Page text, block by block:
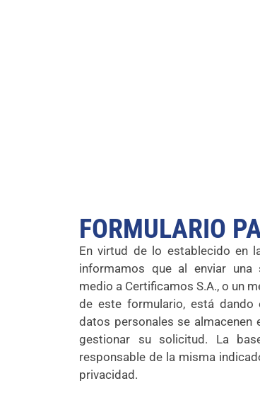
FORMULARIO
En virtud de lo establecido en
informamos que al enviar
medio a Certificamos S.A., o un
de este formulario, está
datos personales se almacenen
gestionar su solicitud. La
responsable de la misma
privacidad.